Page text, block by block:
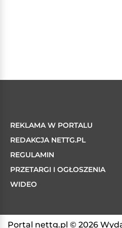
REKLAMA W PORTALU
REDAKCJA NETTG.PL
REGULAMIN
PRZETARGI I OGŁOSZENIA
WIDEO
Portal nettg.pl © 2026